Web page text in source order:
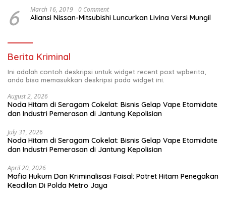
6 March 16, 2019 0 Comment
Aliansi Nissan-Mitsubishi Luncurkan Livina Versi Mungil
Berita Kriminal
Ini adalah contoh deskripsi untuk widget recent post wpberita,
anda bisa memasukkan deskripsi pada widget ini.
August 2, 2026
Noda Hitam di Seragam Cokelat: Bisnis Gelap Vape Etomidate
dan Industri Pemerasan di Jantung Kepolisian
July 31, 2026
Noda Hitam di Seragam Cokelat: Bisnis Gelap Vape Etomidate
dan Industri Pemerasan di Jantung Kepolisian
April 20, 2026
Mafia Hukum Dan Kriminalisasi Faisal: Potret Hitam Penegakan
Keadilan Di Polda Metro Jaya